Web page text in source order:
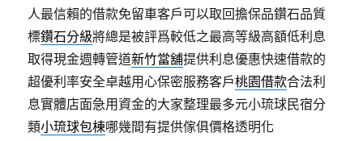
人最信賴的借款免留車客戶可以取回擔保品鑽石品質
標鑽石分級將總是被評爲較低之最高等級高額低利息
取得現金週轉管道新竹當舖提供利息優惠快速借款的
超優利率安全卓越用心保密服務客戶桃園借款合法利
息實體店面急用資金的大家整理最多元小琉球民宿分
類小琉球包棟哪幾間有提供傢俱價格透明化